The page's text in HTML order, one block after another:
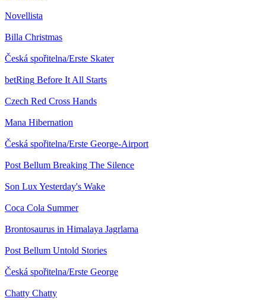
Novellista
Billa Christmas
Česká spořitelna/Erste Skater
betRing Before It All Starts
Czech Red Cross Hands
Mana Hibernation
Česká spořitelna/Erste George-Airport
Post Bellum Breaking The Silence
Son LuxYesterday's Wake
Coca Cola Summer
Brontosaurus in Himalaya Jagrlama
Post Bellum Untold Stories
Česká spořitelna/Erste George
Chatty Chatty